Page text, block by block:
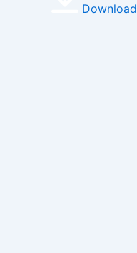
Download